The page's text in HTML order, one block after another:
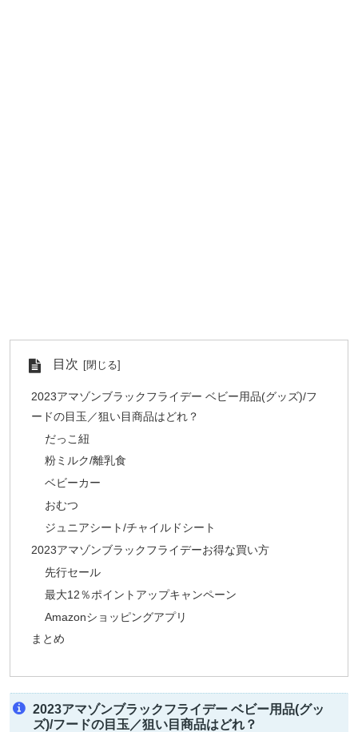
目次
2023アマゾンブラックフライデー ベビー用品(グッズ)/フ
ードの目玉／狙い目商品はどれ？
だっこ紐
粉ミルク/離乳食
ベビーカー
おむつ
ジュニアシート/チャイルドシート
2023アマゾンブラックフライデーお得な買い方
先行セール
最大12％ポイントアップキャンペーン
Amazonショッピングアプリ
まとめ
2023アマゾンブラックフライデー ベビー用品(グッ
ズ)/フードの目玉／狙い目商品はどれ？